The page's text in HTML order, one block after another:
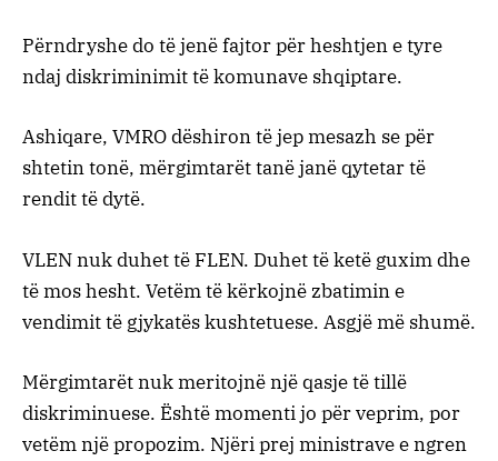
Përndryshe do të jenë fajtor për heshtjen e tyre
ndaj diskriminimit të komunave shqiptare.
Ashiqare, VMRO dëshiron të jep mesazh se për
shtetin tonë, mërgimtarët tanë janë qytetar të
rendit të dytë.
VLEN nuk duhet të FLEN. Duhet të ketë guxim dhe
të mos hesht. Vetëm të kërkojnë zbatimin e
vendimit të gjykatës kushtetuese. Asgjë më shumë.
Mërgimtarët nuk meritojnë një qasje të tillë
diskriminuese. Është momenti jo për veprim, por
vetëm një propozim. Njëri prej ministrave e ngren